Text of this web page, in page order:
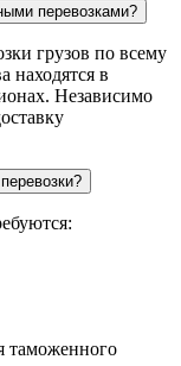
перевозками?
грузов по всему
находятся в
Независимо
таможенного